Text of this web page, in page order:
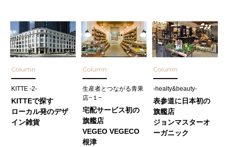
Column
KITTE -2-
KITTEで探す
ローカル発のデザ
イン雑貨
Column
生産者とつながる青果
店−１−
宅配サービス初の
旗艦店
VEGEO VEGECO
根津
Column
-healty&beauty-
表参道に日本初の
旗艦店
ジョンマスターオ
ーガニック